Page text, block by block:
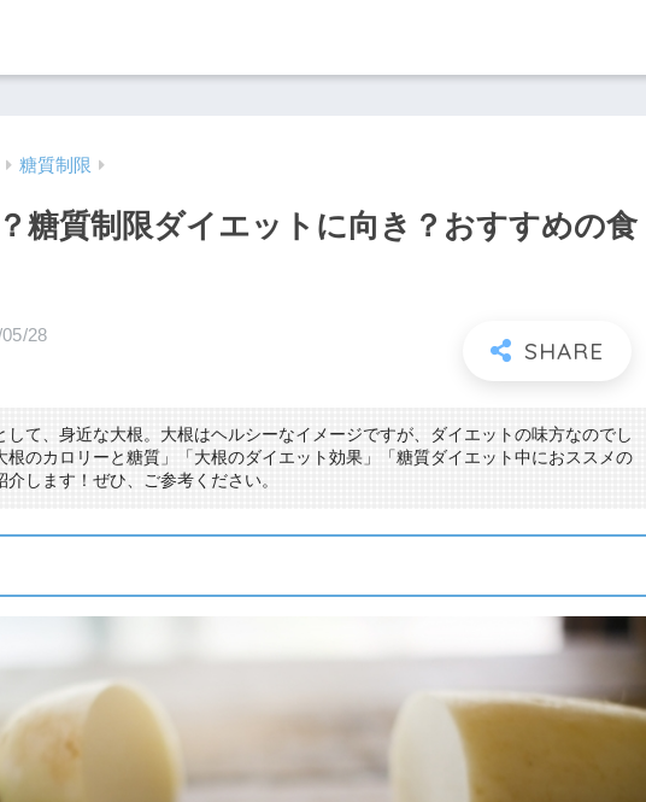
糖質制限
糖質制限ダイエットに向き？おすすめの食
28
して、身近な大根。大根はヘルシーなイメージですが、ダイエットの味方なのでし
根のカロリーと糖質」「大根のダイエット効果」「糖質ダイエット中におススメの
します！ぜひ、ご参考ください。